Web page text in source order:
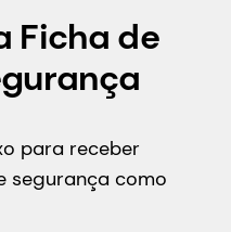
Ficha de
para receber
segurança como